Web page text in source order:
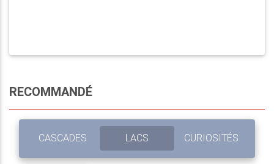
RECOMMANDÉ
CASCADES LACS CURIOSITÉS